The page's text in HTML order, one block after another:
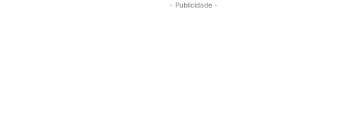
- Publicidade -